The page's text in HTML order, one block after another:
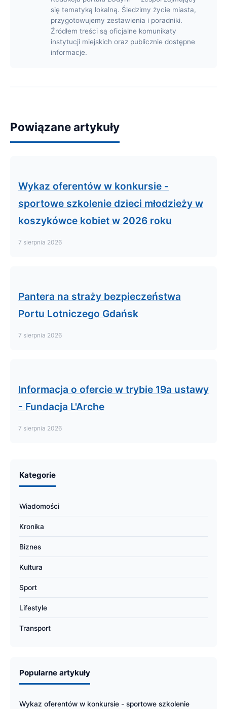
się tematyką lokalną. Śledzimy życie miasta,
przygotowujemy zestawienia i poradniki.
Źródłem treści są oficjalne komunikaty
instytucji miejskich oraz publicznie dostępne
informacje.
Powiązane artykuły
Wykaz oferentów w konkursie -
sportowe szkolenie dzieci młodzieży w
koszykówce kobiet w 2026 roku
7 sierpnia 2026
Pantera na straży bezpieczeństwa
Portu Lotniczego Gdańsk
7 sierpnia 2026
Informacja o ofercie w trybie 19a ustawy
- Fundacja L'Arche
7 sierpnia 2026
Kategorie
Wiadomości
Kronika
Biznes
Kultura
Sport
Lifestyle
Transport
Popularne artykuły
Wykaz oferentów w konkursie - sportowe szkolenie